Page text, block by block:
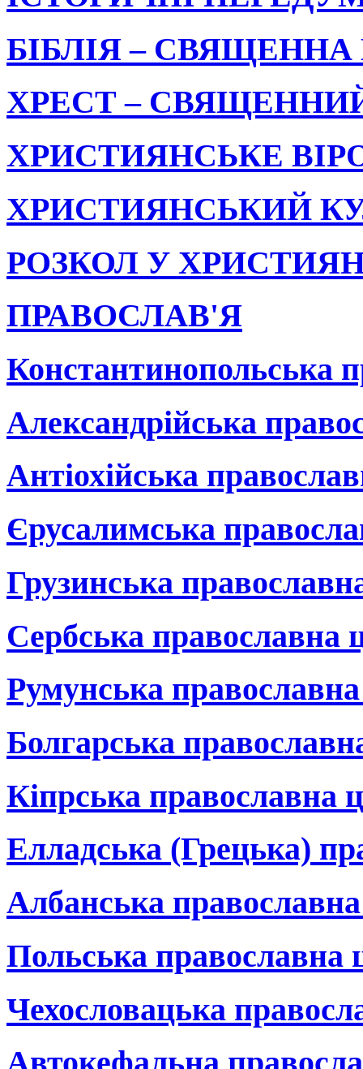
БІБЛІЯ –
ХРЕСТ –
ХРИСТИЯНСЬКЕ
ХРИСТИЯНСЬКИЙ
РОЗКОЛ У
ПРАВОСЛАВ'Я
Константинопольська
Александрійська
Антіохійська
Єрусалимська
Грузинська
Сербська православна
Румунська
Болгарська
Кіпрська православна
Елладська (Грецька)
Албанська
Польська православна
Чехословацька